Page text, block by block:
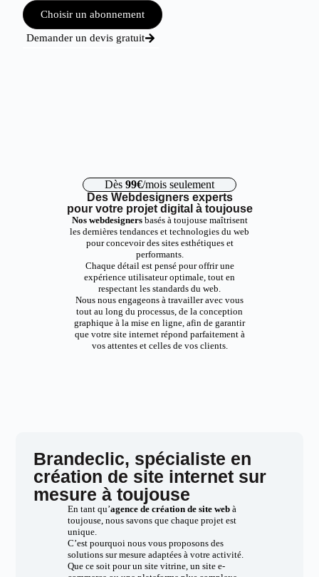
Choisir un abonnement
Demander un devis gratuit
Dès 99€/mois seulement
Des Webdesigners experts
pour votre projet digital à toujouse
Nos webdesignersbasés à toujouse maîtrisent
les dernières tendances et technologies du web
pour concevoir des sites esthétiques et
performants.
Chaque détail est pensé pour offrir une
expérience utilisateur optimale, tout en
respectant les standards du web.
Nous nous engageons à travailler avec vous
tout au long du processus, de la conception
graphique à la mise en ligne, afin de garantir
que votre site internet répond parfaitement à
vos attentes et celles de vos clients.
Brandeclic, spécialiste en
création de site internet sur
mesure à toujouse
En tant qu’agence de création de site webà
toujouse, nous savons que chaque projet est
unique.
C’est pourquoi nous vous proposons des
solutions sur mesure adaptées à votre activité.
Que ce soit pour un site vitrine, un site e-